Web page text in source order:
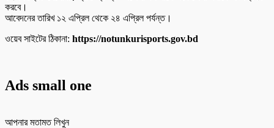
করবে।
আবেদনের তারিখ ১২ এপ্রিল থেকে ২৪ এপ্রিল পর্যন্ত।
ওয়েব সাইটের ঠিকানা: https://notunkurisports.gov.bd
Ads small one
আপনার মতামত লিখুন